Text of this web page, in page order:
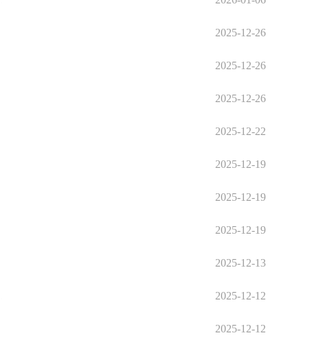
2025-12-26
2025-12-26
2025-12-26
2025-12-22
2025-12-19
2025-12-19
2025-12-19
2025-12-13
2025-12-12
2025-12-12